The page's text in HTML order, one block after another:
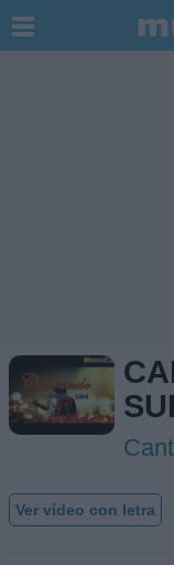
Ver vídeo con letra